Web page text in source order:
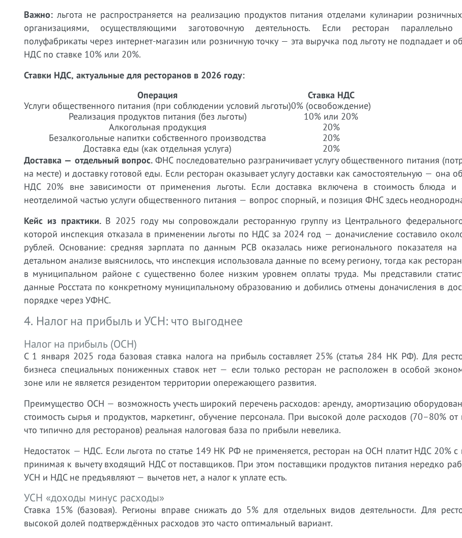
Важно: льгота не распространяется на реализацию продуктов питания отделами кулинарии
организациями, осуществляющими заготовочную деятельность. Если ресторан параллельно
полуфабрикаты через интернет-магазин или розничную точку — эта выручка под льготу не подпадает и
НДС по ставке 10% или 20%.
Ставки НДС, актуальные для ресторанов в 2026 году:
Операция
Ставка НДС
Услуги общественного питания (при соблюдении условий льготы)0% (освобождение)
Реализация продуктов питания (без льготы)
10% или 20%
Алкогольная продукция
20%
Безалкогольные напитки собственного производства
20%
Доставка еды (как отдельная услуга)
20%
Доставка — отдельный вопрос.ФНС последовательно разграничивает услугу общественного питания
на месте) и доставку готовой еды. Если ресторан оказывает услугу доставки как самостоятельную — она
НДС 20% вне зависимости от применения льготы. Если доставка включена в стоимость блюда и
неотделимой частью услуги общественного питания — вопрос спорный, и позиция ФНС здесь
Кейс из практики.В 2025 году мы сопровождали ресторанную группу из Центрального
которой инспекция отказала в применении льготы по НДС за 2024 год — доначисление составило
рублей. Основание: средняя зарплата по данным РСВ оказалась ниже регионального показателя
детальном анализе выяснилось, что инспекция использовала данные по всему региону, тогда как
в муниципальном районе с существенно более низким уровнем оплаты труда. Мы представили
данные Росстата по конкретному муниципальному образованию и добились отмены доначисления в
порядке через УФНС.
4. Налог на прибыль и УСН: что выгоднее
Налог на прибыль (ОСН)
С 1 января 2025 года базовая ставка налога на прибыль составляет 25% (статья 284 НК РФ). Для
бизнеса специальных пониженных ставок нет — если только ресторан не расположен в особой
зоне или не является резидентом территории опережающего развития.
Преимущество ОСН — возможность учесть широкий перечень расходов: аренду, амортизацию
стоимость сырья и продуктов, маркетинг, обучение персонала. При высокой доле расходов (70–80% от
что типично для ресторанов) реальная налоговая база по прибыли невелика.
Недостаток — НДС. Если льгота по статье 149 НК РФ не применяется, ресторан на ОСН платит НДС 20% с
принимая к вычету входящий НДС от поставщиков. При этом поставщики продуктов питания нередко
УСН и НДС не предъявляют — вычетов нет, а налог к уплате есть.
УСН «доходы минус расходы»
Ставка 15% (базовая). Регионы вправе снижать до 5% для отдельных видов деятельности. Для
высокой долей подтверждённых расходов это часто оптимальный вариант.